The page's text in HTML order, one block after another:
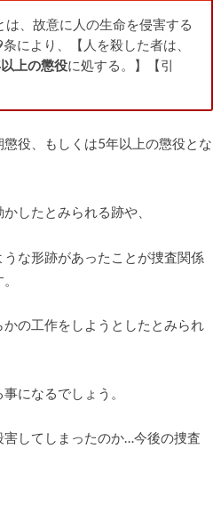
、故意に人の生命を侵害する
により、【人を殺した者は、
上の懲役に処する。】【引
役、もしくは5年以上の懲役とな
したとみられる跡や、
な形跡があったことが捜査関係
の工作をしようとしたとみられ
になるでしょう。
してしまったのか…今後の捜査